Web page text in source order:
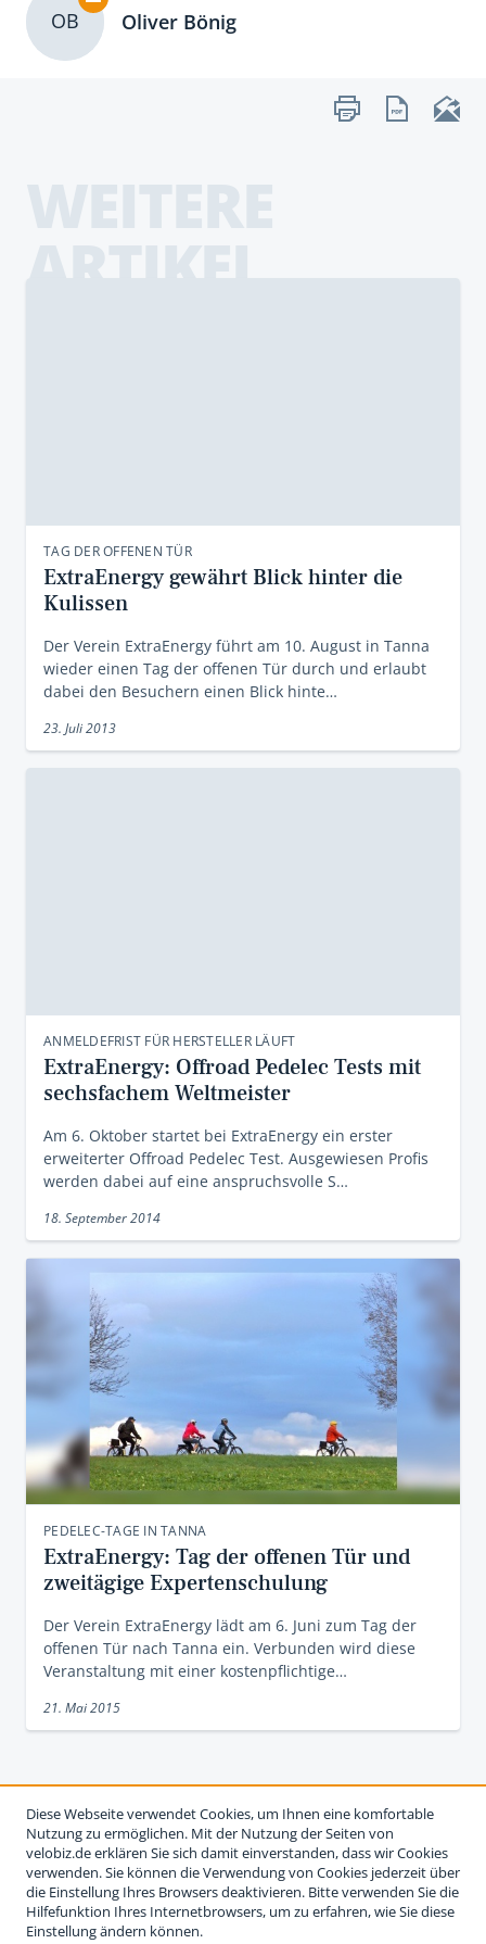
OB Oliver Bönig
TAG DER OFFENEN TÜR
ExtraEnergy gewährt Blick hinter die
Kulissen
Der Verein ExtraEnergy führt am 10. August in Tanna
wieder einen Tag der offenen Tür durch und erlaubt
dabei den Besuchern einen Blick hinte…
23. Juli 2013
ANMELDEFRIST FÜR HERSTELLER LÄUFT
ExtraEnergy: Offroad Pedelec Tests mit
sechsfachem Weltmeister
Am 6. Oktober startet bei ExtraEnergy ein erster
erweiterter Offroad Pedelec Test. Ausgewiesen Profis
werden dabei auf eine anspruchsvolle S…
18. September 2014
PEDELEC-TAGE IN TANNA
ExtraEnergy: Tag der offenen Tür und
zweitägige Expertenschulung
Der Verein ExtraEnergy lädt am 6. Juni zum Tag der
offenen Tür nach Tanna ein. Verbunden wird diese
Veranstaltung mit einer kostenpflichtige…
21. Mai 2015
Diese Webseite verwendet Cookies, um Ihnen eine komfortable
Nutzung zu ermöglichen. Mit der Nutzung der Seiten von
velobiz.de erklären Sie sich damit einverstanden, dass wir Cookies
verwenden. Sie können die Verwendung von Cookies jederzeit über
die Einstellung Ihres Browsers deaktivieren. Bitte verwenden Sie die
Hilfefunktion Ihres Internetbrowsers, um zu erfahren, wie Sie diese
Einstellung ändern können.